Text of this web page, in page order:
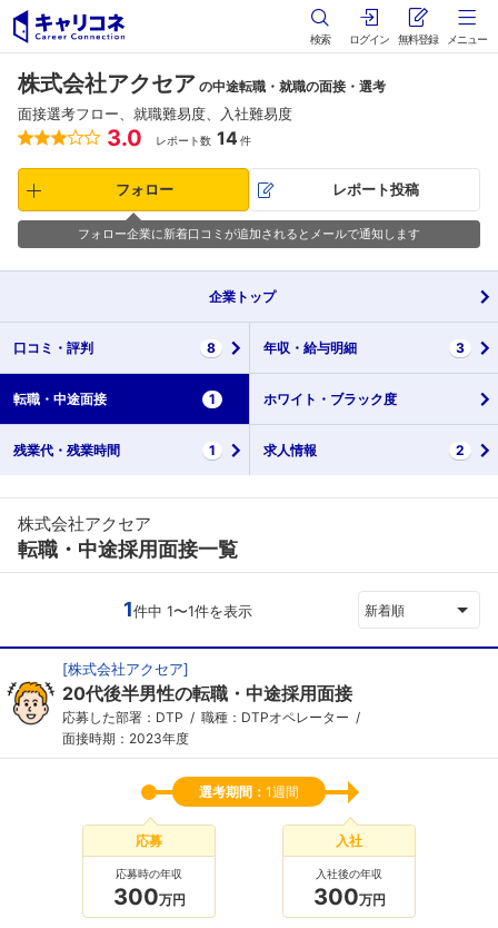
検索 ログイン 無料登録 メニュー
株式会社アクセア の中途転職・就職の面接・選考
面接選考フロー、就職難易度、入社難易度
3.0 レポート数 14件
フォロー レポート投稿
フォロー企業に新着口コミが追加されるとメールで通知します
企業 トップ
口コミ・ 評判 8 年収・ 給与明細 3
転職・ 中途面接 1 ホワイト・ ブラック度
残業代・ 残業時間 1 求人情報 2
株式会社アクセア
転職・中途採用面接一覧
1件中 1〜1件を表示 新着順
[株式会社アクセア]
20代後半男性の転職・中途採用面接
応募した部署：DTP
職種：DTPオペレーター
面接時期：2023年度
選考期間： 1週間
応募
応募時の年収
300万円
入社
入社後の年収
300万円